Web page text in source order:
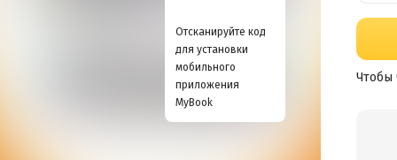
Отсканируйте код
для установки
мобильного
приложения
MyBook
Чтобы